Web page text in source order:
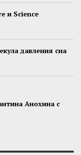
и Science
давления сна
Анохина с